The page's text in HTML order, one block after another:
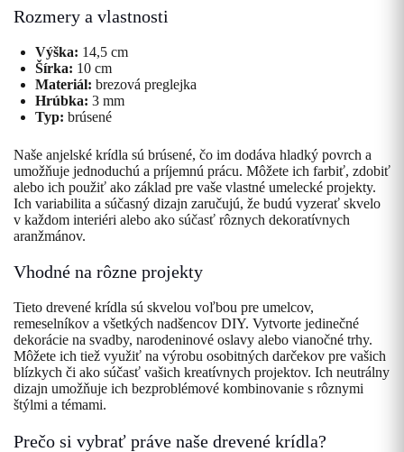
Rozmery a vlastnosti
Výška: 14,5 cm
Šírka: 10 cm
Materiál: brezová preglejka
Hrúbka: 3 mm
Typ: brúsené
Naše anjelské krídla sú brúsené, čo im dodáva hladký povrch a
umožňuje jednoduchú a príjemnú prácu. Môžete ich farbiť, zdobiť
alebo ich použiť ako základ pre vaše vlastné umelecké projekty.
Ich variabilita a súčasný dizajn zaručujú, že budú vyzerať skvelo
v každom interiéri alebo ako súčasť rôznych dekoratívnych
aranžmánov.
Vhodné na rôzne projekty
Tieto drevené krídla sú skvelou voľbou pre umelcov,
remeselníkov a všetkých nadšencov DIY. Vytvorte jedinečné
dekorácie na svadby, narodeninové oslavy alebo vianočné trhy.
Môžete ich tiež využiť na výrobu osobitných darčekov pre vašich
blízkych či ako súčasť vašich kreatívnych projektov. Ich neutrálny
dizajn umožňuje ich bezproblémové kombinovanie s rôznymi
štýlmi a témami.
Prečo si vybrať práve naše drevené krídla?